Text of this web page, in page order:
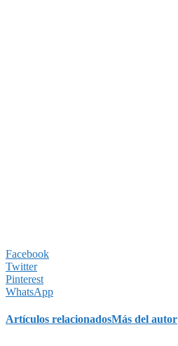
Facebook
Twitter
Pinterest
WhatsApp
Artículos relacionadosMás del autor